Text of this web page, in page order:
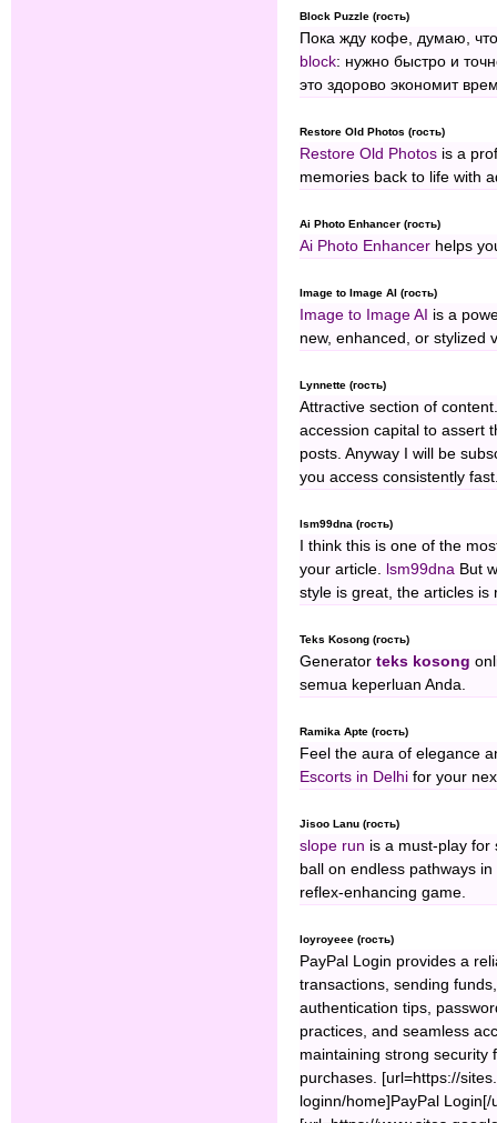
Block Puzzle (гость)
Пока жду кофе, думаю,
block: нужно быстро и
это здорово экономит
Restore Old Photos (гость)
Restore Old Photos is a
memories back to life with
Ai Photo Enhancer (гость)
Ai Photo Enhancer helps
Image to Image AI (гость)
Image to Image AI is a
new, enhanced, or stylized
Lynnette (гость)
Attractive section of
accession capital to assert
posts. Anyway I will be
you access consistently
lsm99dna (гость)
I think this is one of the
your article. lsm99dna But
style is great, the articles is
Teks Kosong (гость)
Generator teks kosong
semua keperluan Anda.
Ramika Apte (гость)
Feel the aura of elegance
Escorts in Delhi for your
Jisoo Lanu (гость)
slope run is a must-play for
ball on endless pathways
reflex-enhancing game.
loyroyeee (гость)
PayPal Login provides a
transactions, sending
authentication tips,
practices, and seamless
maintaining strong security
purchases. [url=https://
loginn/home]PayPal Login[/